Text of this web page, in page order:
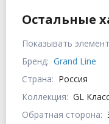
Остальные
Показывать
Бренд: Grand Line
Страна: Россия
Коллекция: GL
Обратная сторона: